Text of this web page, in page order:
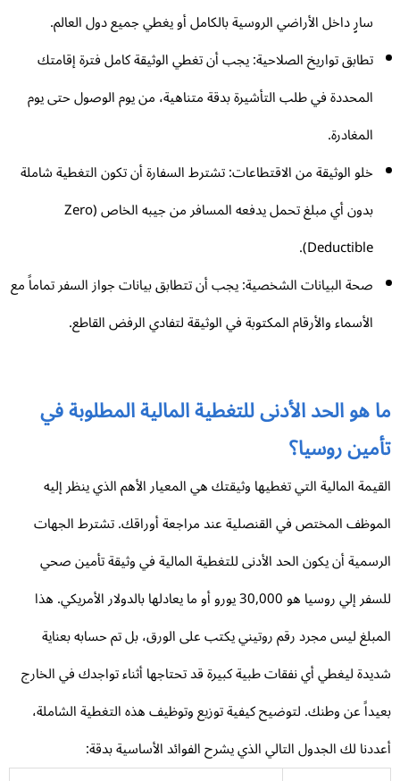
سارٍ داخل الأراضي الروسية بالكامل أو يغطي جميع دول العالم.
تطابق تواريخ الصلاحية: يجب أن تغطي الوثيقة كامل فترة إقامتك
المحددة في طلب التأشيرة بدقة متناهية، من يوم الوصول حتى يوم
المغادرة.
خلو الوثيقة من الاقتطاعات: تشترط السفارة أن تكون التغطية شاملة
بدون أي مبلغ تحمل يدفعه المسافر من جيبه الخاص (Zero
Deductible).
صحة البيانات الشخصية: يجب أن تتطابق بيانات جواز السفر تماماً مع
الأسماء والأرقام المكتوبة في الوثيقة لتفادي الرفض القاطع.
هو الحد الأدنى للتغطية المالية المطلوبة في
روسيا؟
المالية التي تغطيها وثيقتك هي المعيار الأهم الذي ينظر إليه
المختص في القنصلية عند مراجعة أوراقك. تشترط الجهات
أن يكون الحد الأدنى للتغطية المالية في وثيقة تأمين صحي
للسفر إلي روسيا هو 30,000 يورو أو ما يعادلها بالدولار الأمريكي. هذا
ليس مجرد رقم روتيني يكتب على الورق، بل تم حسابه بعناية
ليغطي أي نفقات طبية كبيرة قد تحتاجها أثناء تواجدك في الخارج
عن وطنك. لتوضيح كيفية توزيع وتوظيف هذه التغطية الشاملة،
لك الجدول التالي الذي يشرح الفوائد الأساسية بدقة: